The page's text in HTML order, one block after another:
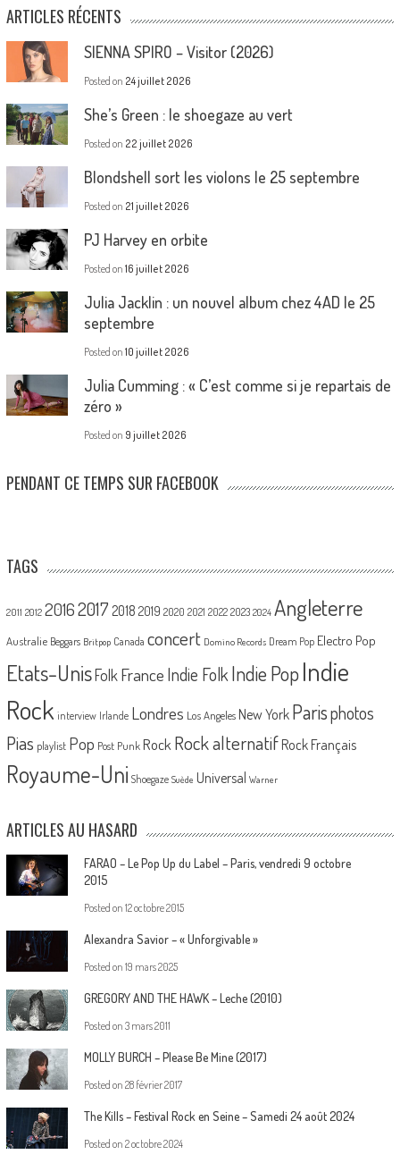
ARTICLES RÉCENTS
SIENNA SPIRO – Visitor (2026)
Posted on 24 juillet 2026
She’s Green : le shoegaze au vert
Posted on 22 juillet 2026
Blondshell sort les violons le 25 septembre
Posted on 21 juillet 2026
PJ Harvey en orbite
Posted on 16 juillet 2026
Julia Jacklin : un nouvel album chez 4AD le 25
septembre
Posted on 10 juillet 2026
Julia Cumming : « C’est comme si je repartais de
zéro »
Posted on 9 juillet 2026
PENDANT CE TEMPS SUR FACEBOOK
TAGS
2011 2012 20162017 2018 2019 2020 2021 2022 2023 2024 Angleterre
Australie Beggars Britpop Canada concert Domino Records Dream Pop Electro Pop
Etats-UnisFolk France Indie Folk Indie PopIndie
Rock interview Irlande Londres Los Angeles New York Parisphotos
Pias playlist Pop Post Punk Rock Rock alternatif Rock Français
Royaume-Uni Shoegaze Suède Universal Warner
ARTICLES AU HASARD
FARAO – Le Pop Up du Label – Paris, vendredi 9 octobre
2015
Posted on 12 octobre 2015
Alexandra Savior – « Unforgivable »
Posted on 19 mars 2025
GREGORY AND THE HAWK – Leche (2010)
Posted on 3 mars 2011
MOLLY BURCH – Please Be Mine (2017)
Posted on 28 février 2017
The Kills – Festival Rock en Seine – Samedi 24 août 2024
Posted on 2 octobre 2024